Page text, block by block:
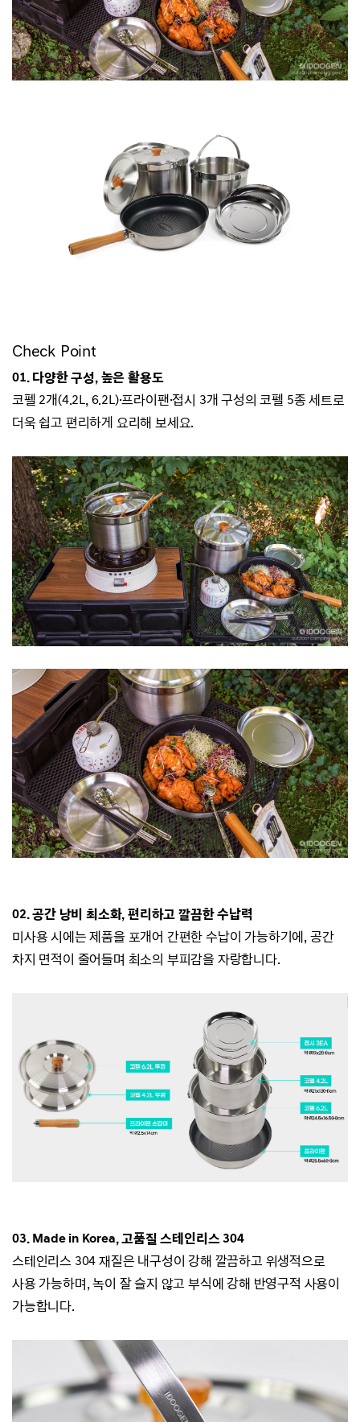
Check Point
01. 다양한 구성, 높은 활용도
코펠 2개(4.2L, 6.2L)·프라이팬·접시 3개 구성의 코펠 5종 세트로
더욱 쉽고 편리하게 요리해 보세요.
02. 공간 낭비 최소화, 편리하고 깔끔한 수납력
미사용 시에는 제품을 포개어 간편한 수납이 가능하기에, 공간
차지 면적이 줄어들며 최소의 부피감을 자랑합니다.
03. Made in Korea, 고품질 스테인리스 304
스테인리스 304 재질은 내구성이 강해 깔끔하고 위생적으로
사용 가능하며,녹이 잘 슬지 않고 부식에 강해 반영구적 사용이
가능합니다.